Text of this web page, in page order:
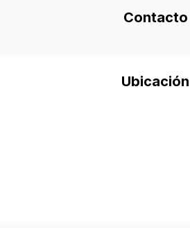
Contacto
Ubicación